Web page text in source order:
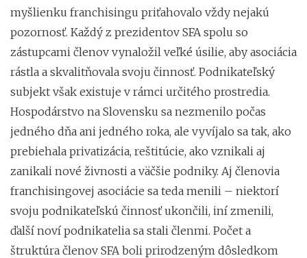
myšlienku franchisingu priťahovalo vždy nejakú
pozornosť. Každý z prezidentov SFA spolu so
zástupcami členov vynaložil veľké úsilie, aby asociácia
rástla a skvalitňovala svoju činnosť. Podnikateľský
subjekt však existuje v rámci určitého prostredia.
Hospodárstvo na Slovensku sa nezmenilo počas
jedného dňa ani jedného roka, ale vyvíjalo sa tak, ako
prebiehala privatizácia, reštitúcie, ako vznikali aj
zanikali nové živnosti a väčšie podniky. Aj členovia
franchisingovej asociácie sa teda menili – niektorí
svoju podnikateľskú činnosť ukončili, iní zmenili,
ďalší noví podnikatelia sa stali členmi. Počet a
štruktúra členov SFA boli prirodzeným dôsledkom